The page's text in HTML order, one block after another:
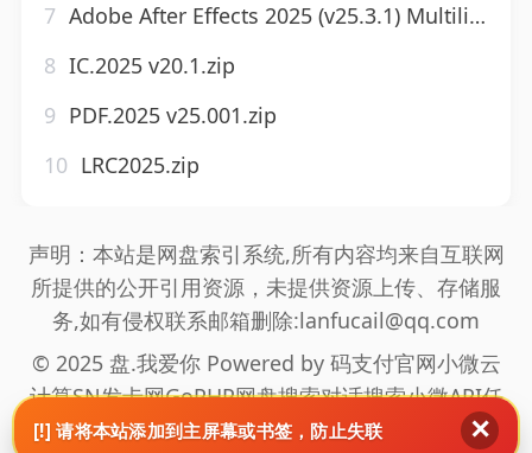
7 Adobe After Effects 2025 (v25.3.1) Multilingual.zip
8 IC.2025 v20.1.zip
9 PDF.2025 v25.001.zip
10 LRC2025.zip
声明：本站是网盘索引系统,所有内容均来自互联网
所提供的公开引用资源，未提供资源上传、存储服
务,如有侵权联系邮箱删除:lanfucail@qq.com
© 2025 盘.我爱你 Powered by 码支付官网小微云
计算SN发卡网GoPHP网盘搜索对话搜索小微API任
推邦拉新海通盟拉新真爱旅舍 网站地图
[!] 请将本站添加到主屏幕或书签，防止失联 ✕